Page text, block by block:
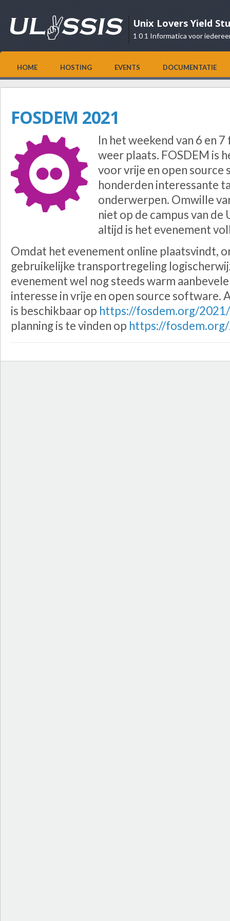
Unix Lovers Yield
1 0 1 Informatica voor
HOME HOSTING EVENTS DOCUMENTATIE
FOSDEM 2021
In het weekend van 6 en
weer plaats. FOSDEM is
voor vrije en open source
honderden interessante
onderwerpen. Omwille
niet op de campus van de
altijd is het evenement
Omdat het evenement online plaatsvindt,
gebruikelijke transportregeling
evenement wel nog steeds warm
interesse in vrije en open source software.
is beschikbaar op https://fosdem.org/
planning is te vinden op https://